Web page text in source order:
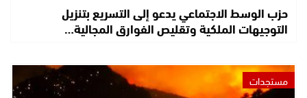
حزب الوسط الاجتماعي يدعو إلى التسريع بتنزيل
التوجيهات الملكية وتقليص الفوارق المجالية…
مستجدات